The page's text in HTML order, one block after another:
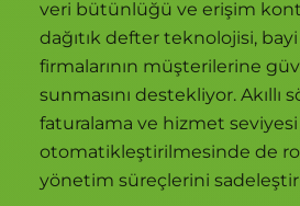
veri bütünlüğü ve erişim
dağıtık defter teknolojisi,
firmalarının müşterilerine
sunmasını destekliyor. Akıllı
faturalama ve hizmet seviyesi
otomatikleştirilmesinde de
yönetim süreçlerini